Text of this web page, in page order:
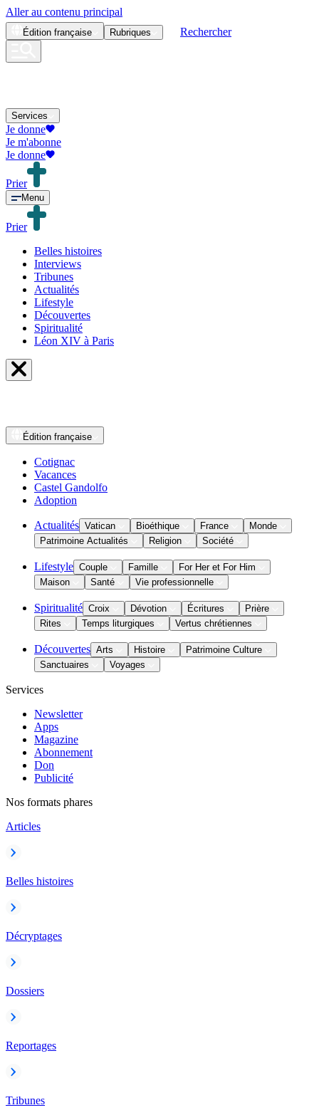
Aller au contenu principal
Édition française Rubriques Rechercher
Services
Je donne
Je m'abonne
Je donne
Prier
Menu
Prier
Belles histoires
Interviews
Tribunes
Actualités
Lifestyle
Découvertes
Spiritualité
Léon XIV à Paris
Édition française
Cotignac
Vacances
Castel Gandolfo
Adoption
Actualités Vatican Bioéthique France
Monde
Patrimoine Actualités
Religion Société
Lifestyle Couple Famille
For Her et For Him
Maison
Santé Vie professionnelle
Spiritualité Croix Dévotion Écritures
Prière
Rites
Temps liturgiques Vertus chrétiennes
Découvertes Arts Histoire
Patrimoine Culture
Sanctuaires
Voyages
Services
Newsletter
Apps
Magazine
Abonnement
Don
Publicité
Nos formats phares
Articles
Belles histoires
Décryptages
Dossiers
Reportages
Tribunes